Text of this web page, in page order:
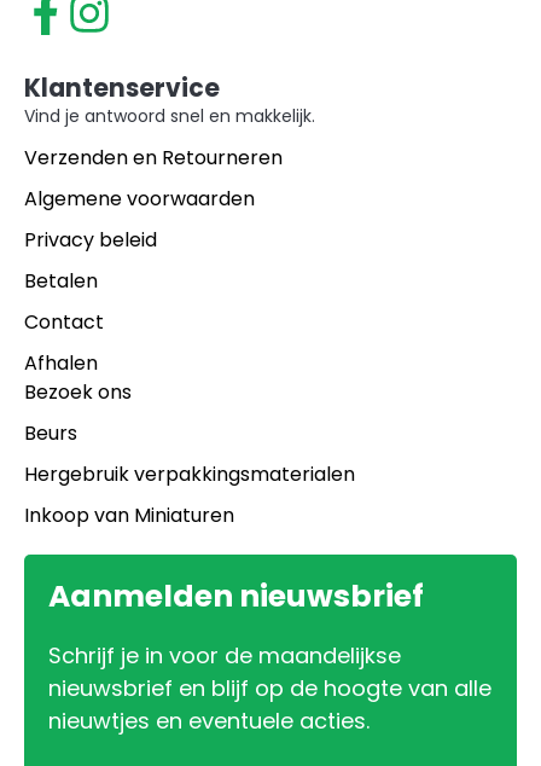
Klantenservice
Vind je antwoord snel en makkelijk.
Verzenden en Retourneren
Algemene voorwaarden
Privacy beleid
Betalen
Contact
Afhalen
Bezoek ons
Beurs
Hergebruik verpakkingsmaterialen
Inkoop van Miniaturen
Aanmelden nieuwsbrief
Schrijf je in voor de maandelijkse
nieuwsbrief en blijf op de hoogte van alle
nieuwtjes en eventuele acties.